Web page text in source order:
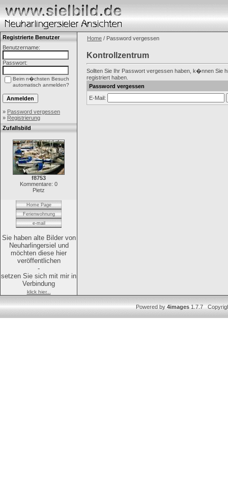
Registrierte Benutzer
Benutzername:
Passwort:
Beim n�chsten Besuch
automatisch anmelden?
» Password vergessen
» Registrierung
Zufallsbild
f8753
Kommentare: 0
Pietz
Home Page
Ferienwohnung
e-mail
Sie haben alte Bilder von
Neuharlingersiel und
möchten diese hier
veröffentlichen
-
setzen Sie sich mit mir in
Verbindung
klick hier...
Home / Password vergessen
Kontrollzentrum
Sollten Sie Ihr Passwort vergessen haben, k�nnen Sie
registriert haben.
Password vergessen
E-Mail:
Powered by4images1.7.7